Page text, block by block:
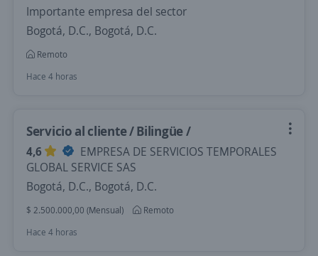
Importante empresa del sector
Bogotá, D.C., Bogotá, D.C.
Remoto
Hace 4 horas
Servicio al cliente / Bilingüe /
4,6
EMPRESA DE SERVICIOS TEMPORALES
GLOBAL SERVICE SAS
Bogotá, D.C., Bogotá, D.C.
$ 2.500.000,00 (Mensual)
Remoto
Hace 4 horas